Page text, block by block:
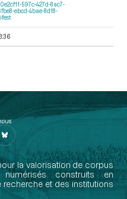
597c-427d-8ac7-
ebcd-4bae-8d18-
la valorisation de corpus
construits en
et des institutions